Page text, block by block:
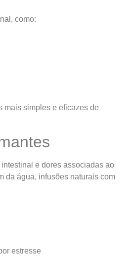
como:
mais simples e eficazes de
e dores associadas ao
da água, infusões naturais com
estresse